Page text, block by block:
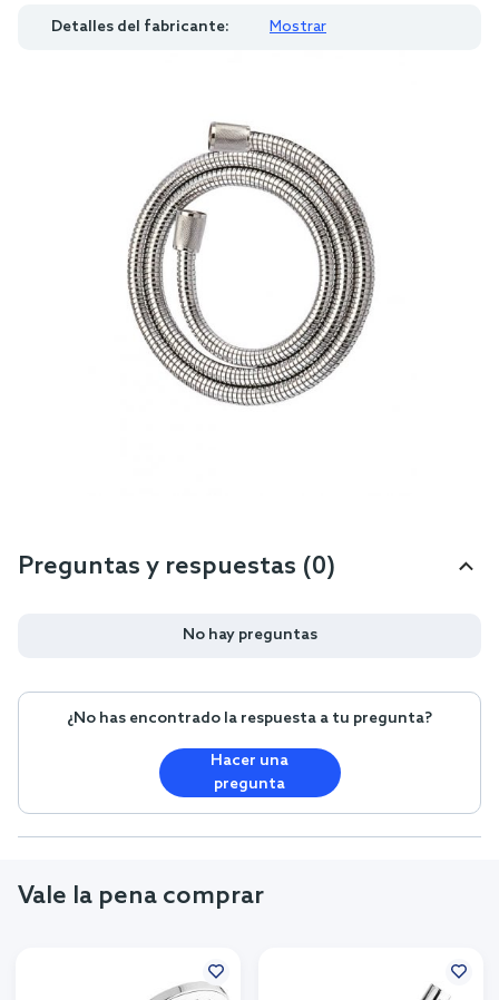
Detalles del fabricante: Mostrar
Preguntas y respuestas (0)
No hay preguntas
¿No has encontrado la respuesta a tu pregunta?
Hacer una
pregunta
Vale la pena comprar